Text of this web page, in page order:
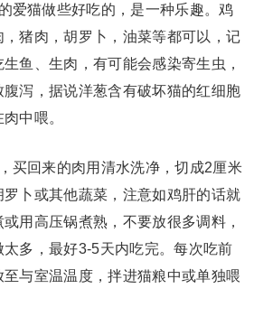
爱猫做些好吃的，是一种乐趣。鸡
猪肉，胡罗卜，油菜等都可以，记
鱼、生肉，有可能会感染寄生虫，
泻，据说洋葱含有破坏猫的红细胞
中喂。
买回来的肉用清水洗净，切成2厘米
罗卜或其他蔬菜，注意如鸡肝的话就
用高压锅煮熟，不要放很多调料，
多，最好3-5天内吃完。每次吃前
与室温温度，拌进猫粮中或单独喂